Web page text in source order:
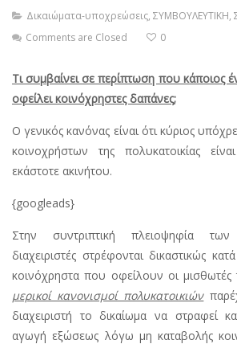
Δικαιώματα-υποχρεώσεις, ΣΥΜΒΟΥΛΕΥΤΙΚΗ,
Comments are Closed
0
Τι συμβαίνει σε περίπτωση που κάποιος
οφείλει κοινόχρηστες δαπάνες;
Ο γενικός κανόνας είναι ότι κύριος
κοινοχρήστων της πολυκατοικίας
εκάστοτε ακινήτου.
{googleads}
Στην συντριπτική πλειοψηφία
διαχειριστές στρέφονται δικαστικώς
κοινόχρηστα που οφείλουν οι μισθωτές
μερικοί κανονισμοί πολυκατοικιών
διαχειριστή το δικαίωμα να στραφεί
αγωγή εξώσεως λόγω μη καταβολής